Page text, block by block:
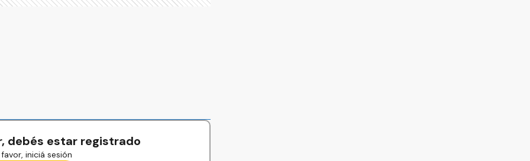
debés estar registrado
iniciá sesión